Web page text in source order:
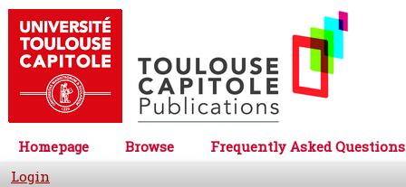
Homepage Browse
Frequently Asked Questions
Login